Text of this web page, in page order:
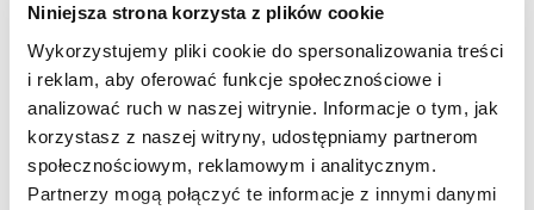
Niniejsza strona korzysta z plików cookie
Wykorzystujemy pliki cookie do spersonalizowania treści
i reklam, aby oferować funkcje społecznościowe i
analizować ruch w naszej witrynie. Informacje o tym, jak
korzystasz z naszej witryny, udostępniamy partnerom
społecznościowym, reklamowym i analitycznym.
Partnerzy mogą połączyć te informacje z innymi danymi
26 LIS, 2024